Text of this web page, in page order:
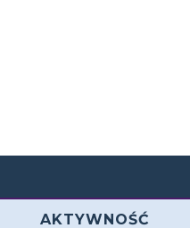
AKTYWNOŚĆ